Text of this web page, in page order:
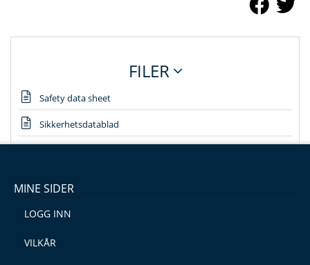
FILER
Safety data sheet
Sikkerhetsdatablad
MINE SIDER
LOGG INN
VILKÅR